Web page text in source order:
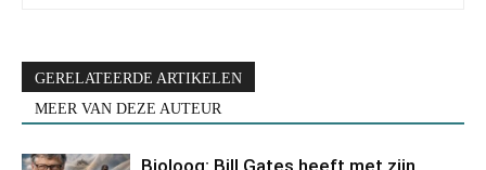
GERELATEERDE ARTIKELEN
MEER VAN DEZE AUTEUR
Bioloog: Bill Gates heeft met zijn